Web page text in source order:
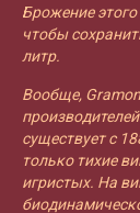
Брожение
чтобы
литр.
Вообще,
существует с
только тихие
игристых. На